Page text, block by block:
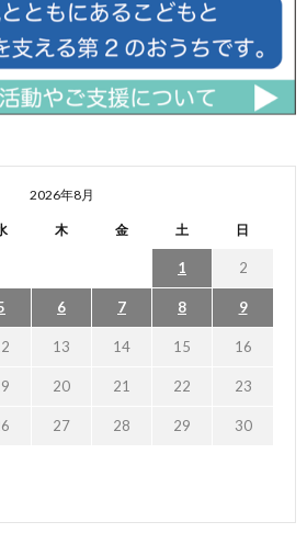
2026年8月
木 金 土 日
1 2
6 7 8 9
13 14 15 16
20 21 22 23
27 28 29 30